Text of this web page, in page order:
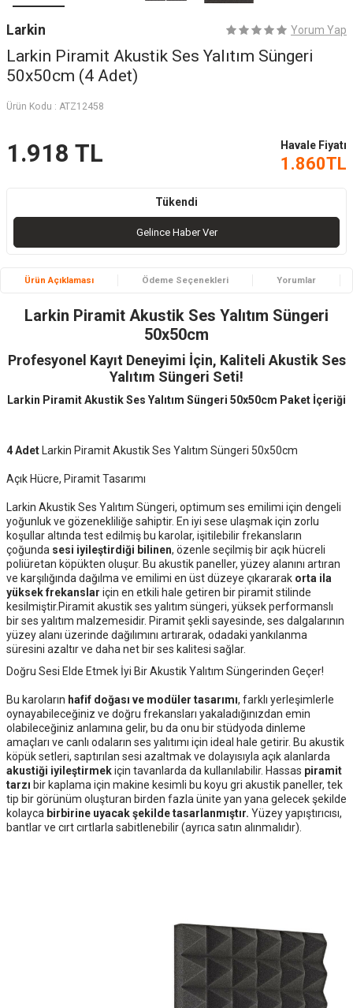
Larkin Yorum Yap
Larkin Piramit Akustik Ses Yalıtım Süngeri
50x50cm (4 Adet)
Ürün Kodu : ATZ12458
1.918 TL Havale Fiyatı
1.860TL
Tükendi
Gelince Haber Ver
Ürün Açıklaması Ödeme Seçenekleri Yorumlar
Larkin Piramit Akustik Ses Yalıtım Süngeri
50x50cm
Profesyonel Kayıt Deneyimi İçin, Kaliteli Akustik Ses
Yalıtım Süngeri Seti!
Larkin Piramit Akustik Ses Yalıtım Süngeri 50x50cm Paket İçeriği
4 Adet Larkin Piramit Akustik Ses Yalıtım Süngeri 50x50cm
Açık Hücre, Piramit Tasarımı
Larkin Akustik Ses Yalıtım Süngeri, optimum ses emilimi için dengeli
yoğunluk ve gözenekliliğe sahiptir. En iyi sese ulaşmak için zorlu
koşullar altında test edilmiş bu karolar, işitilebilir frekansların
çoğunda sesi iyileştirdiği bilinen, özenle seçilmiş bir açık hücreli
poliüretan köpükten oluşur. Bu akustik paneller, yüzey alanını artıran
ve karşılığında dağılma ve emilimi en üst düzeye çıkararak orta ila
yüksek frekanslar için en etkili hale getiren bir piramit stilinde
kesilmiştir.Piramit akustik ses yalıtım süngeri, yüksek performanslı
bir ses yalıtım malzemesidir. Piramit şekli sayesinde, ses dalgalarının
yüzey alanı üzerinde dağılımını artırarak, odadaki yankılanma
süresini azaltır ve daha net bir ses kalitesi sağlar.
Doğru Sesi Elde Etmek İyi Bir Akustik Yalıtım Süngerinden Geçer!
Bu karoların hafif doğası ve modüler tasarımı, farklı yerleşimlerle
oynayabileceğiniz ve doğru frekansları yakaladığınızdan emin
olabileceğiniz anlamına gelir, bu da onu bir stüdyoda dinleme
amaçları ve canlı odaların ses yalıtımı için ideal hale getirir. Bu akustik
köpük setleri, saptırılan sesi azaltmak ve dolayısıyla açık alanlarda
akustiği iyileştirmekiçin tavanlarda da kullanılabilir. Hassas piramit
tarzı bir kaplama için makine kesimli bu koyu gri akustik paneller, tek
tip bir görünüm oluşturan birden fazla ünite yan yana gelecek şekilde
kolayca birbirine uyacak şekilde tasarlanmıştır. Yüzey yapıştırıcısı,
bantlar ve cırt cırtlarla sabitlenebilir (ayrıca satın alınmalıdır).